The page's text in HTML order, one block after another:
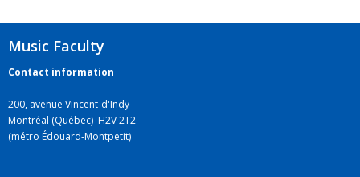
Music Faculty
Contact information
200, avenue Vincent-d'Indy
Montréal (Québec) H2V 2T2
(métro Édouard-Montpetit)